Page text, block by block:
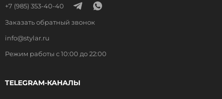
+7 (985) 353-40-40
Заказать обратный звонок
info@stylar.ru
Режим работы с 10:00 до 22:00
TELEGRAM-КАНАЛЫ